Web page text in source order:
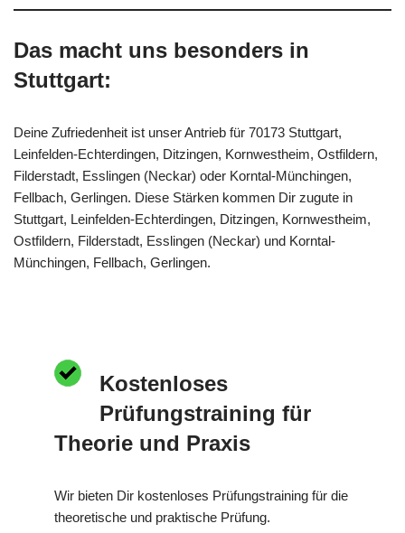
Das macht uns besonders in
Stuttgart:
Deine Zufriedenheit ist unser Antrieb für 70173 Stuttgart,
Leinfelden-Echterdingen, Ditzingen, Kornwestheim, Ostfildern,
Filderstadt, Esslingen (Neckar) oder Korntal-Münchingen,
Fellbach, Gerlingen. Diese Stärken kommen Dir zugute in
Stuttgart, Leinfelden-Echterdingen, Ditzingen, Kornwestheim,
Ostfildern, Filderstadt, Esslingen (Neckar) und Korntal-
Münchingen, Fellbach, Gerlingen.
Kostenloses
Prüfungstraining für
Theorie und Praxis
Wir bieten Dir kostenloses Prüfungstraining für die
theoretische und praktische Prüfung.